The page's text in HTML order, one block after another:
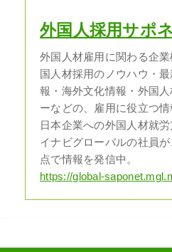
外国人採用サポ
外国人材雇用に関わる企
国人材採用のノウハウ・
報・海外文化情報・外国
ーなどの、雇用に役立つ情
日本企業への外国人材就
イナビグローバルの社員
点で情報を発信中。
https://global-